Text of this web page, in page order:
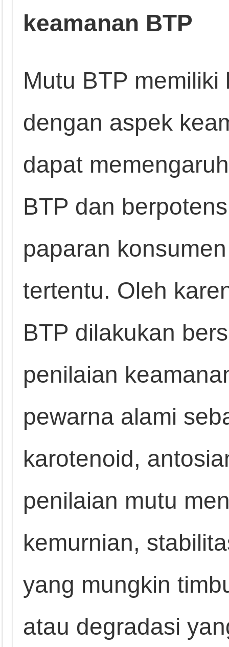
keamanan BTP
Mutu BTP
dengan aspek
dapat
BTP dan
paparan
tertentu. Oleh
BTP dilakukan
penilaian
pewarna alami
karotenoid,
penilaian mutu
kemurnian,
yang mungkin
atau degradasi